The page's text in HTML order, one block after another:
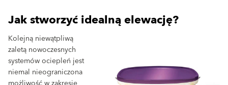
Jak stworzyć idealną elewację?
Kolejną niewątpliwą
zaletą nowoczesnych
systemów ociepleń jest
niemal nieograniczona